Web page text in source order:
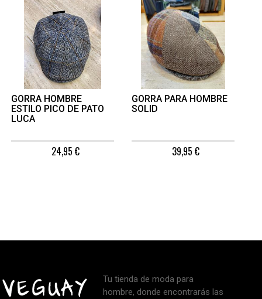
GORRA HOMBRE
ESTILO PICO DE PATO
LUCA
24,95 €
GORRA PARA HOMBRE
SOLID
39,95 €
Tu tienda de moda para
hombre, donde encontrarás las